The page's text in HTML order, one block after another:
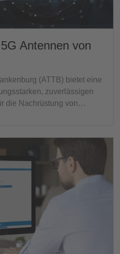
Antennen von
(ATTB) bietet eine
zuverlässigen
die Nachrüstung von…